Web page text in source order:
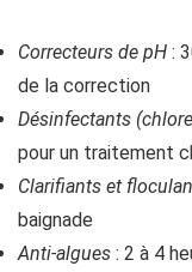
Correcteurs de pH :
de la correction
Désinfectants
pour un traitement
Clarifiants et
baignade
Anti-algues : 2 à 4